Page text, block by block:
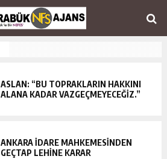
ASLAN: “BU TOPRAKLARIN HAKKINI
ALANA KADAR VAZGEÇMEYECEĞİZ.”
ANKARA İDARE MAHKEMESİNDEN
GEÇTAP LEHİNE KARAR